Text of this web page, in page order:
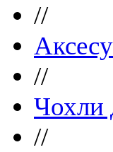
//
//
Чохли
//